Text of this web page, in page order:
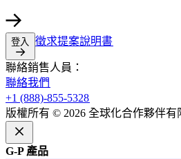
登入​​ 徵求提案說明書​​
聯絡銷售人員：​​
聯絡我們​​
+1 (888)-855-5328​​
版權所有 © 2026 全球化合作夥伴有
G-P 產品​​